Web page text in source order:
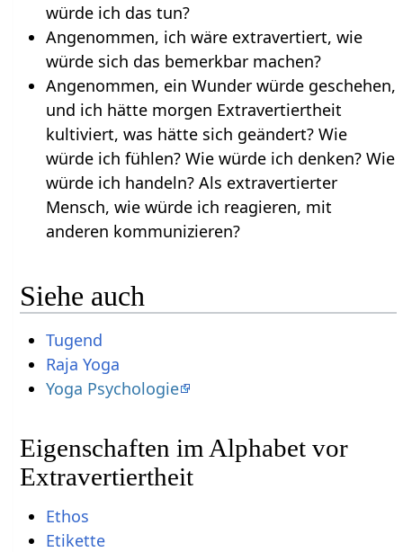
würde ich das tun?
Angenommen, ich wäre extravertiert, wie
würde sich das bemerkbar machen?
Angenommen, ein Wunder würde geschehen,
und ich hätte morgen Extravertiertheit
kultiviert, was hätte sich geändert? Wie
würde ich fühlen? Wie würde ich denken? Wie
würde ich handeln? Als extravertierter
Mensch, wie würde ich reagieren, mit
anderen kommunizieren?
Siehe auch
Tugend
Raja Yoga
Yoga Psychologie
Eigenschaften im Alphabet vor
Extravertiertheit
Ethos
Etikette